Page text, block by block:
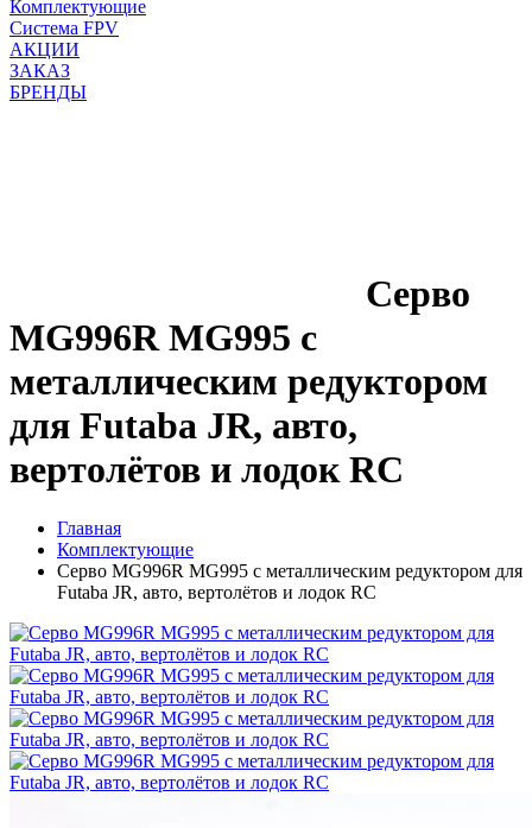
Комплектующие
Система FPV
АКЦИИ
ЗАКАЗ
БРЕНДЫ
Серво
MG996R MG995 с
металлическим редуктором
для Futaba JR, авто,
вертолётов и лодок RC
Главная
Комплектующие
Серво MG996R MG995 с металлическим редуктором для
Futaba JR, авто, вертолётов и лодок RC